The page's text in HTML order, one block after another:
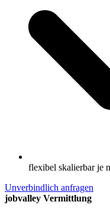
flexibel skalierbar je
Unverbindlich anfragen
jobvalley Vermittlung